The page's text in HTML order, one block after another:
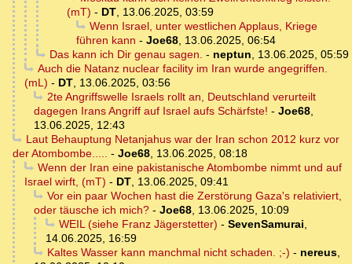
(mT) - DT, 13.06.2025, 03:59
Wenn Israel, unter westlichen Applaus, Kriege
führen kann - Joe68, 13.06.2025, 06:54
Das kann ich Dir genau sagen. - neptun, 13.06.2025, 05:59
Auch die Natanz nuclear facility im Iran wurde angegriffen.
(mL) - DT, 13.06.2025, 03:56
2te Angriffswelle Israels rollt an, Deutschland verurteilt
dagegen Irans Angriff auf Israel aufs Schärfste! - Joe68,
13.06.2025, 12:43
Laut Behauptung Netanjahus war der Iran schon 2012 kurz vor
der Atombombe..... - Joe68, 13.06.2025, 08:18
Wenn der Iran eine pakistanische Atombombe nimmt und auf
Israel wirft, (mT) - DT, 13.06.2025, 09:41
Vor ein paar Wochen hast die Zerstörung Gaza's relativiert,
oder täusche ich mich? - Joe68, 13.06.2025, 10:09
WEIL (siehe Franz Jägerstetter) - SevenSamurai,
14.06.2025, 16:59
Kaltes Wasser kann manchmal nicht schaden. ;-) - nereus,